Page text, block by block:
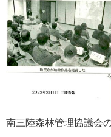
南三陸森林管理協議会